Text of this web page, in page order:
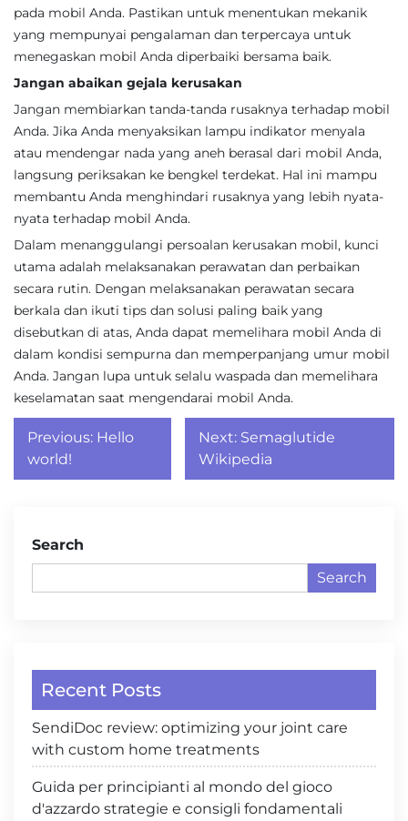
pada mobil Anda. Pastikan untuk menentukan mekanik
yang mempunyai pengalaman dan terpercaya untuk
menegaskan mobil Anda diperbaiki bersama baik.
Jangan abaikan gejala kerusakan
Jangan membiarkan tanda-tanda rusaknya terhadap mobil
Anda. Jika Anda menyaksikan lampu indikator menyala
atau mendengar nada yang aneh berasal dari mobil Anda,
langsung periksakan ke bengkel terdekat. Hal ini mampu
membantu Anda menghindari rusaknya yang lebih nyata-
nyata terhadap mobil Anda.
Dalam menanggulangi persoalan kerusakan mobil, kunci
utama adalah melaksanakan perawatan dan perbaikan
secara rutin. Dengan melaksanakan perawatan secara
berkala dan ikuti tips dan solusi paling baik yang
disebutkan di atas, Anda dapat memelihara mobil Anda di
dalam kondisi sempurna dan memperpanjang umur mobil
Anda. Jangan lupa untuk selalu waspada dan memelihara
keselamatan saat mengendarai mobil Anda.
Post
navigation
Previous: Hello
world!
Next: Semaglutide
Wikipedia
Search
Search
Recent Posts
SendiDoc review: optimizing your joint care
with custom home treatments
Guida per principianti al mondo del gioco
d'azzardo strategie e consigli fondamentali